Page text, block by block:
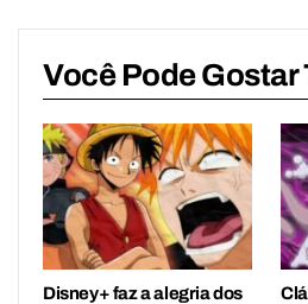
Você Pode Gostar
Disney+ faz a alegria dos